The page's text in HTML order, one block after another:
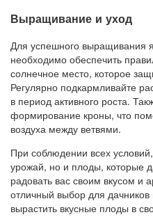
Выращивание и уход
Для успешного выращивания
необходимо обеспечить
солнечное место, которое
Регулярно подкармливайте
в период активного роста.
формирование кроны, что
воздуха между ветвями.
При соблюдении всех
урожай, но и плоды, которые
радовать вас своим вкусом и
отличный выбор для
вырастить вкусные плоды в